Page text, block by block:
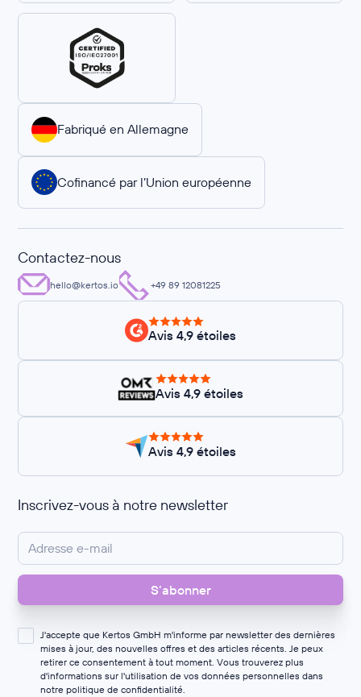
Fabriqué en Allemagne
Cofinancé par l’Union européenne
Contactez-nous
hello@kertos.io +49 89 12081225
Avis 4,9 étoiles
Avis 4,9 étoiles
Avis 4,9 étoiles
Inscrivez-vous à notre newsletter
J'accepte que Kertos GmbH m'informe par newsletter des dernières
mises à jour, des nouvelles offres et des articles récents. Je peux
retirer ce consentement à tout moment. Vous trouverez plus
d'informations sur l'utilisation de vos données personnelles dans
notre politique de confidentialité.